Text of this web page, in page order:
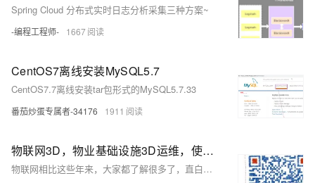
Spring Cloud 分布式实时日志分析采集三种方案~
-编程工程师- 1667
CentOS7离线安装MySQL5.7
CentOS7.7离线安装tar包形式的MySQL5.7.33
番茄炒蛋专属者-34176 1911
物联网3D，物业基础设施3D运维，使用webgl(three.js)与物联网设备结合案例。搭建智慧楼宇，智慧园区，3D园区、3D物业设施，3D楼宇管理系统——第八课
物联网相比这些年来，大家都了解很多了，直白的讲，就是万物互联，万物上网。那么这里的物联网3D就是指通过三维可视化的方式展现物联网监控设备。对设备的位置信息，状态信息能一目了然。面向IT设施和资源的一体化综合监控与远程操控方式。通过三维可视化方式展现，解决监控资源繁多、开源工具使用复杂、问题定位困难等问题。